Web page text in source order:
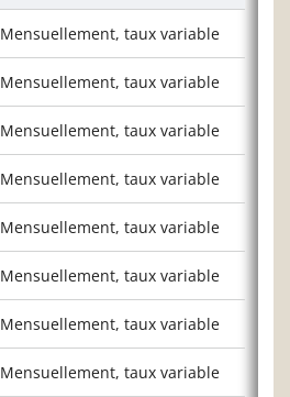
Mensuellement, taux variable
Mensuellement, taux variable
Mensuellement, taux variable
Mensuellement, taux variable
Mensuellement, taux variable
Mensuellement, taux variable
Mensuellement, taux variable
Mensuellement, taux variable